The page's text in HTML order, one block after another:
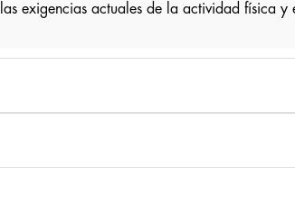
exigencias actuales de la actividad física y